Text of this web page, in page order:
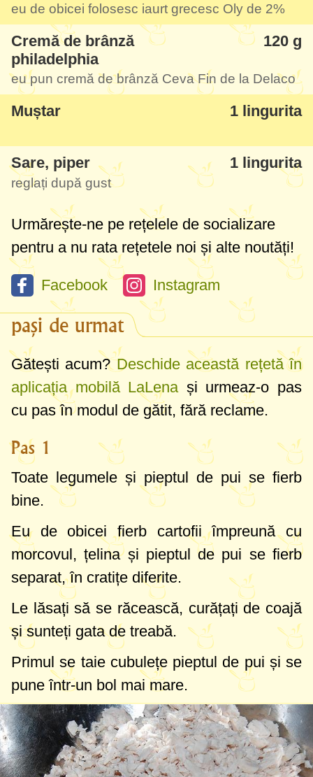
Deci, o prima sugestie - rețeta clasică dar
puțin modificată pentru a nu avea probleme
cu silueta după sărbători. Și nici o diferență
la gust!
eu de obicei folosesc iaurt grecesc Oly de 2%
Cremă de brânză
philadelphia
120 g
eu pun cremă de brânză Ceva Fin de la Delaco
Muștar 1 lingurita
Sare, piper 1 lingurita
reglați după gust
Urmărește-ne pe rețelele de socializare
pentru a nu rata rețetele noi și alte noutăți!
Facebook Instagram
pași de urmat
Gătești acum?Deschide această rețetă în
aplicația mobilă LaLena și urmeaz-o pas
cu pas în modul de gătit, fără reclame.
Pas 1
Toate legumele și pieptul de pui se fierb
bine.
Eu de obicei fierb cartofii împreună cu
morcovul, țelina și pieptul de pui se fierb
separat, în cratițe diferite.
Le lăsați să se răcească, curățați de coajă
și sunteți gata de treabă.
Primul se taie cubulețe pieptul de pui și se
pune într-un bol mai mare.